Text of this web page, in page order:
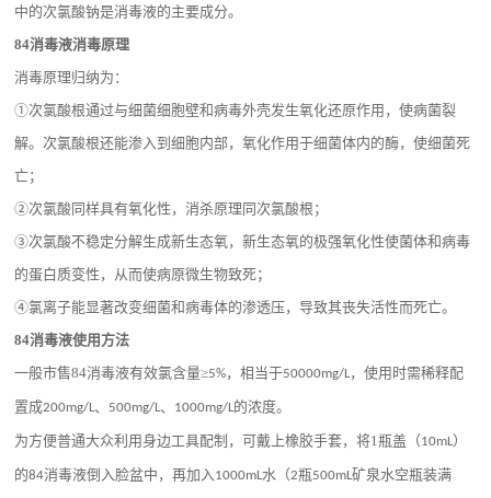
中的次氯酸钠是消毒液的主要成分。
84消毒液消毒原理
消毒原理归纳为：
①次氯酸根通过与细菌细胞壁和病毒外壳发生氧化还原作用，使病菌裂
解。次氯酸根还能渗入到细胞内部，氧化作用于细菌体内的酶，使细菌死
亡；
②次氯酸同样具有氧化性，消杀原理同次氯酸根；
③次氯酸不稳定分解生成新生态氧，新生态氧的极强氧化性使菌体和病毒
的蛋白质变性，从而使病原微生物致死；
④氯离子能显著改变细菌和病毒体的渗透压，导致其丧失活性而死亡。
84消毒液使用方法
一般市售84消毒液有效氯含量≥5%，相当于50000mg/L，使用时需稀释配
置成200mg/L、 500mg/L、 1000mg/L的浓度。
为方便普通大众利用身边工具配制，可戴上橡胶手套，将1瓶盖（10mL）
的84消毒液倒入脸盆中，再加入1000mL水（2瓶500mL矿泉水空瓶装满